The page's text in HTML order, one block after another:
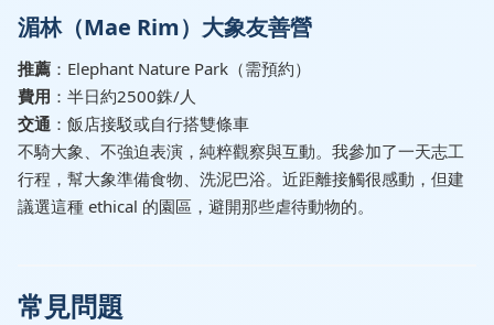
湄林（Mae Rim）大象友善營
推薦 ：Elephant Nature Park（需預約）
費用 ：半日約2500銖/人
交通 ：飯店接駁或自行搭雙條車
不騎大象、不強迫表演，純粹觀察與互動。我參加了一天志工
行程，幫大象準備食物、洗泥巴浴。近距離接觸很感動，但建
議選這種 ethical 的園區，避開那些虐待動物的。
常見問題